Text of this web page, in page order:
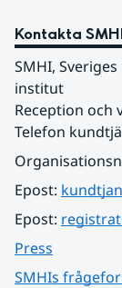
Kontakta
SMHI,
institut
Reception och
Telefon
Epost:
Epost:
Press
SMHIs